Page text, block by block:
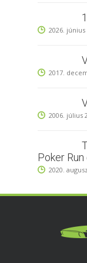
2026. június
2017.
2006. július
Poker
2020.